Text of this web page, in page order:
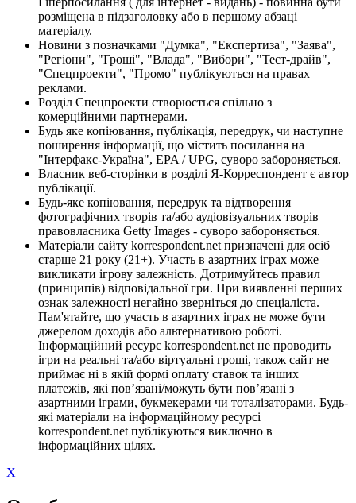
розміщена в підзаголовку або в першому абзаці
матеріалу.
Новини з позначками "Думка", "Експертиза", "Заява",
"Регіони", "Гроші", "Влада", "Вибори", "Тест-драйв",
"Спецпроекти", "Промо" публікуються на правах
реклами.
Розділ Спецпроекти створюється спільно з
комерційними партнерами.
Будь яке копіювання, публікація, передрук, чи наступне
поширення інформації, що містить посилання на
"Інтерфакс-Україна", EPA / UPG, суворо забороняється.
Власник веб-сторінки в розділі Я-Корреспондент є автор
публікації.
Будь-яке копіювання, передрук та відтворення
фотографічних творів та/або аудіовізуальних творів
правовласника Getty Images - суворо забороняється.
Матеріали сайту korrespondent.net призначені для осіб
старше 21 року (21+). Участь в азартних іграх може
викликати ігрову залежність. Дотримуйтесь правил
(принципів) відповідальної гри. При виявленні перших
ознак залежності негайно зверніться до спеціаліста.
Пам'ятайте, що участь в азартних іграх не може бути
джерелом доходів або альтернативою роботі.
Інформаційний ресурс korrespondent.net не проводить
ігри на реальні та/або віртуальні гроші, також сайт не
приймає ні в якій формі оплату ставок та інших
платежів, які пов’язані/можуть бути пов’язані з
азартними іграми, букмекерами чи тоталізаторами. Будь-
які матеріали на інформаційному ресурсі
korrespondent.net публікуються виключно в
інформаційних цілях.
X